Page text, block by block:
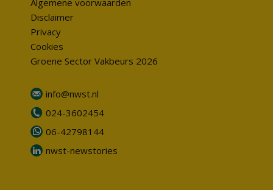
Algemene voorwaarden
Disclaimer
Privacy
Cookies
Groene Sector Vakbeurs 2026
info@nwst.nl
024-3602454
06-42798144
nwst-newstories